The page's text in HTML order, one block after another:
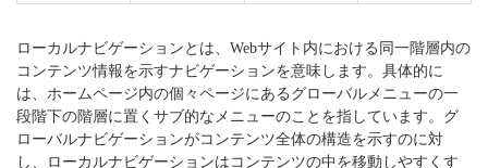
ローカルナビゲーションとは、Webサイト内における同一階層内の
コンテンツ情報を示すナビゲーションを意味します。具体的に
は、ホームページ内の個々ページにあるグローバルメニューの一
段階下の階層に置くサブ的なメニューのことを指しています。グ
ローバルナビゲーションがコンテンツ全体の構造を示すのに対
し、ローカルナビゲーションはコンテンツの中を移動しやすくす